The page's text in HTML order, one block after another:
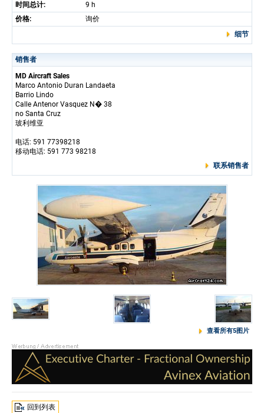
时间总计:
9 h
价格:
询价
细节
销售者
MD Aircraft Sales
Marco Antonio Duran Landaeta
Barrio Lindo
Calle Antenor Vasquez N� 38
no Santa Cruz
玻利维亚
电话: 591 77398218
移动电话: 591 773 98218
联系销售者
查看所有5图片
回到列表